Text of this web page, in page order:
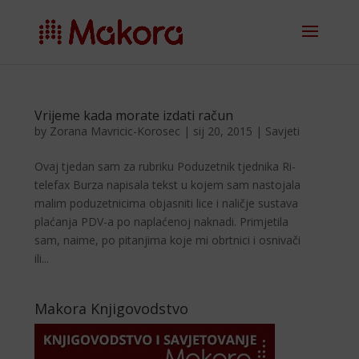
Vrijeme kada morate izdati račun
by Zorana Mavricic-Korosec | sij 20, 2015 | Savjeti
Ovaj tjedan sam za rubriku Poduzetnik tjednika Ri-
telefax Burza napisala tekst u kojem sam nastojala
malim poduzetnicima objasniti lice i naličje sustava
plaćanja PDV-a po naplaćenoj naknadi. Primjetila
sam, naime, po pitanjima koje mi obrtnici i osnivači
ili...
Makora Knjigovodstvo